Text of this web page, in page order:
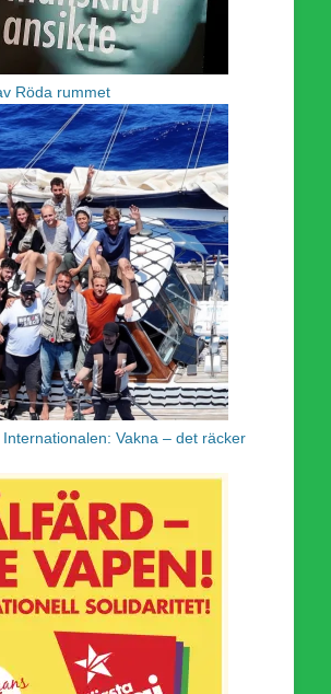
Röda rummet
Vakna – det räcker